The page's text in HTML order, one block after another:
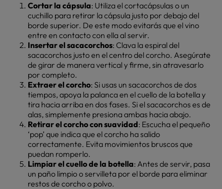
Cortar la cápsula: Utiliza el cortacápsulas o un
cuchillo para retirar la cápsula justo por debajo del
borde superior. De este modo evitarás que el vino
entre en contacto con ella al servir.
Insertar el sacacorchos: Clava la espiral del
sacacorchos justo en el centro del corcho. Asegúrate
de girar de manera vertical y firme, sin atravesarlo
por completo.
Extraer el corcho: Si usas un sacacorchos de dos
tiempos, apoya la palanca en el cuello de la botella y
tira hacia arriba en dos fases. Si el sacacorchos es de
alas, simplemente presiona ambas hacia abajo.
Retirar el corcho con suavidad: Escucha el pequeño
‘pop’ que indica que el corcho ha salido
correctamente. Evita movimientos bruscos que
puedan romperlo.
Limpiar el cuello de la botella: Antes de servir, pasa
un paño limpio o servilleta por el borde para eliminar
restos de corcho o polvo.